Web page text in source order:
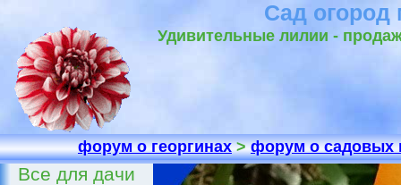
Сад огород
Удивительные лилии -
форум о георгинах>форум о садовых
Все для дачи